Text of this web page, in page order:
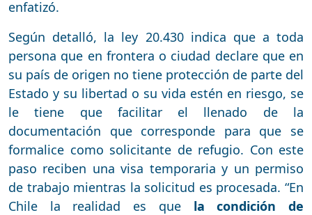
enfatizó.
Según detalló, la ley 20.430 indica que a toda
persona que en frontera o ciudad declare que en
su país de origen no tiene protección de parte del
Estado y su libertad o su vida estén en riesgo, se
le tiene que facilitar el llenado de la
documentación que corresponde para que se
formalice como solicitante de refugio. Con este
paso reciben una visa temporaria y un permiso
de trabajo mientras la solicitud es procesada. “En
Chile la realidad es que la condición de